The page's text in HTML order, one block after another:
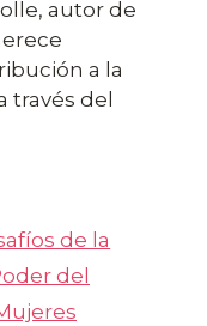
autor de
a la
través del
de la
del